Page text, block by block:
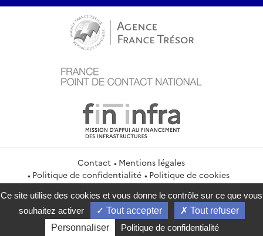
Contact
Mentions légales
Politique de confidentialité
Politique de cookies
Gestion des cookies
Flux RSS
service-public.gouv.fr
legifrance.gouv.fr
info.gouv.fr
data.gouv.fr
Ce site utilise des cookies et vous donne le contrôle sur ce que vous
souhaitez activer
Tout accepter
Tout refuser
Personnaliser
Politique de confidentialité